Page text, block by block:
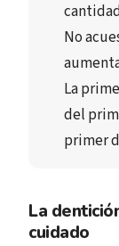
No
La
del
primer
La
cuidado